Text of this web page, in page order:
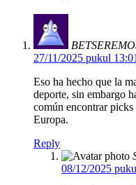
27/11/2025 pukul 13:01
Eso ha hecho que la
deporte, sin embargo
común encontrar picks
Europa.
Reply
08/12/2025